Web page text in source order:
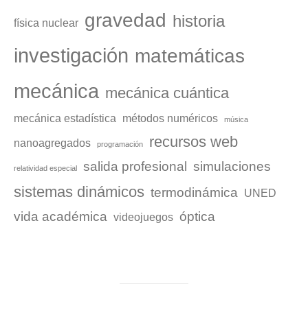
física nuclear gravedad historia
investigación matemáticas
mecánica mecánica cuántica
mecánica estadística métodos numéricos música
nanoagregados programación recursos web
relatividad especial salida profesional simulaciones
sistemas dinámicos termodinámica UNED
vida académica videojuegos óptica